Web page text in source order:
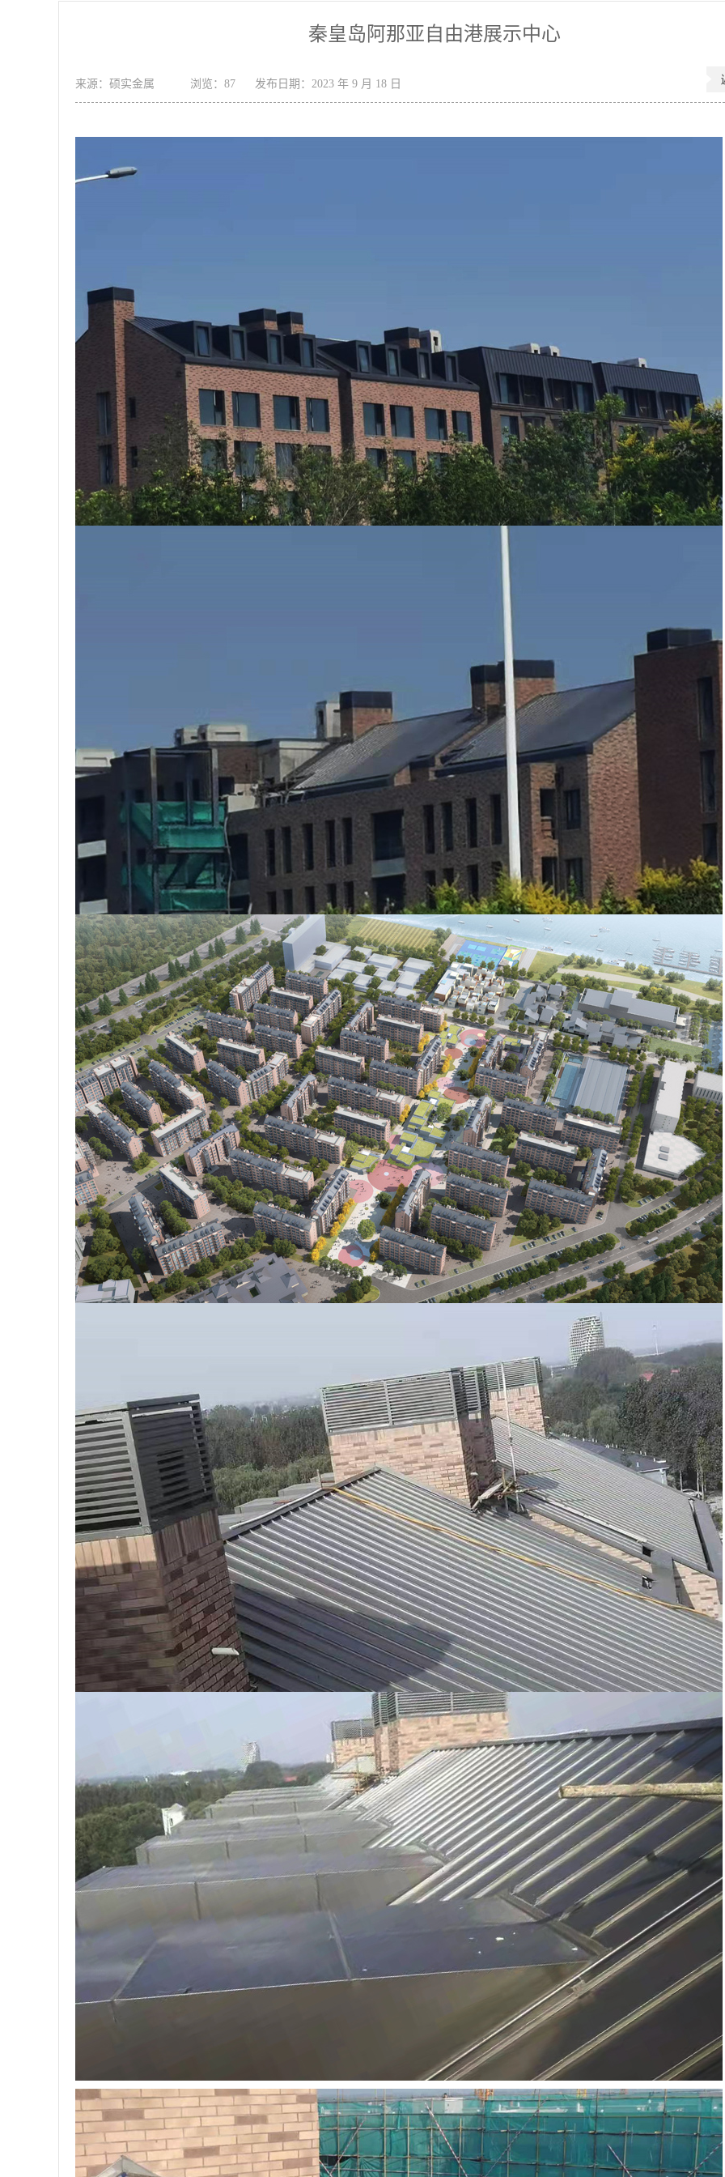
秦皇岛阿那亚自由港展示中心
来源：硕实金属 浏览：87 发布日期：2023 年 9 月 18 日